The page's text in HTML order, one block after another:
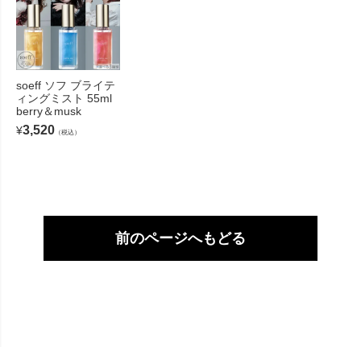
soeff ソフ ブライテ
ィングミスト 55ml
berry＆musk
¥3,520 （税込）
前のページへもどる